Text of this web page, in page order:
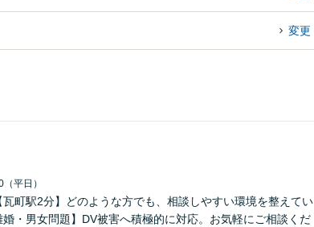
変更
平日）
町駅2分】どのような方でも、相談しやすい環境を整えてい
・男女問題】DV被害へ積極的に対応。お気軽にご相談くだ